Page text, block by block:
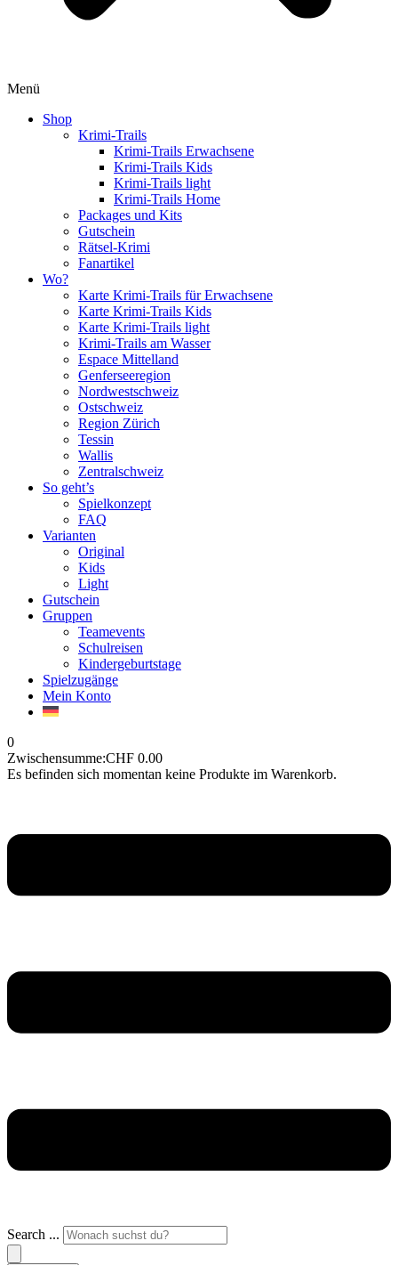
Menü
Shop
Krimi-Trails
Krimi-Trails Erwachsene
Krimi-Trails Kids
Krimi-Trails light
Krimi-Trails Home
Packages und Kits
Gutschein
Rätsel-Krimi
Fanartikel
Wo?
Karte Krimi-Trails für Erwachsene
Karte Krimi-Trails Kids
Karte Krimi-Trails light
Krimi-Trails am Wasser
Espace Mittelland
Genferseeregion
Nordwestschweiz
Ostschweiz
Region Zürich
Tessin
Wallis
Zentralschweiz
So geht’s
Spielkonzept
FAQ
Varianten
Original
Kids
Light
Gutschein
Gruppen
Teamevents
Schulreisen
Kindergeburtstage
Spielzugänge
Mein Konto
0
Zwischensumme:CHF 0.00
Es befinden sich momentan keine Produkte im Warenkorb.
Search ...